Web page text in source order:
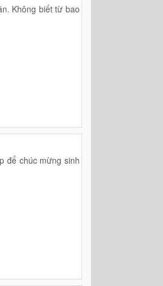
Không biết từ bao
để chúc mừng sinh